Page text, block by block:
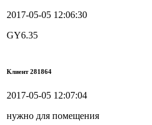
2017-05-05 12:06:30
GY6.35
Клиент 281864
2017-05-05 12:07:04
нужно для помещения